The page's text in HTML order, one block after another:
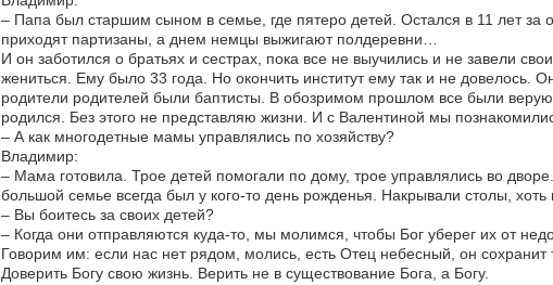
– Папа был старшим сыном в семье, где пятеро детей. Остался в 11 лет за
приходят партизаны, а днем немцы выжигают полдеревни…
И он заботился о братьях и сестрах, пока все не выучились и не завели
жениться. Ему было 33 года. Но окончить институт ему так и не довелось.
родители родителей были баптисты. В обозримом прошлом все были
родился. Без этого не представляю жизни. И с Валентиной мы
– А как многодетные мамы управлялись по хозяйству?
Владимир:
– Мама готовила. Трое детей помогали по дому, трое управлялись во
большой семье всегда был у кого-то день рожденья. Накрывали столы, хоть
– Вы боитесь за своих детей?
– Когда они отправляются куда-то, мы молимся, чтобы Бог уберег их от
Говорим им: если нас нет рядом, молись, есть Отец небесный, он сохранит
Доверить Богу свою жизнь. Верить не в существование Бога, а Богу.